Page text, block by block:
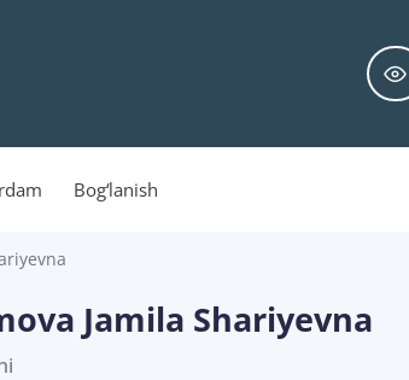
Bog‘lanish
Jamila Shariyevna